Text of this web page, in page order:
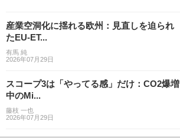
産業空洞化に揺れる欧州：見直しを迫られ
たEU-ET...
有馬 純
2026年07月29日
スコープ3は「やってる感」だけ：CO2爆増
中のMi...
藤枝 一也
2026年07月29日